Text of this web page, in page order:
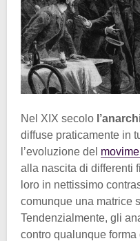
Nel XIX secolo
diffuse praticamente in
l’evoluzione del
alla nascita di differenti
loro in nettissimo
comunque una matrice
Tendenzialmente, gli
contro qualunque